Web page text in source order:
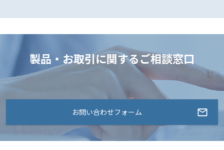
製品・お取引に関するご相談窓口
お問い合わせフォーム